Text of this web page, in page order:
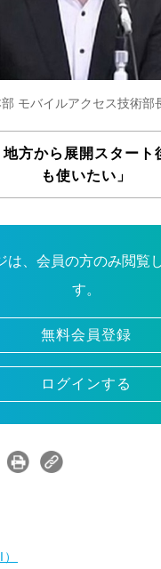
モバイルアクセス技術部
方から展開スタート
も使いたい」
は、会員の方のみ閲覧
す。
無料会員登録
ログインする